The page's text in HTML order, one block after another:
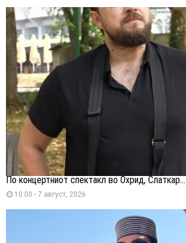
По концертниот спектакл во Охрид, Слаткар...
10:00 - 7 август, 2026